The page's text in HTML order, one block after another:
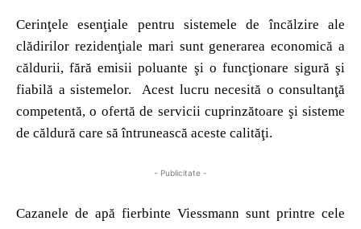
Cerinţele esenţiale pentru sistemele de încălzire ale
clădirilor rezidenţiale mari sunt generarea economică a
căldurii, fără emisii poluante şi o funcţionare sigură şi
fiabilă a sistemelor. Acest lucru necesită o consultanţă
competentă, o ofertă de servicii cuprinzătoare şi sisteme
de căldură care să întrunească aceste calităţi.
- Publicitate -
Cazanele de apă fierbinte Viessmann sunt printre cele